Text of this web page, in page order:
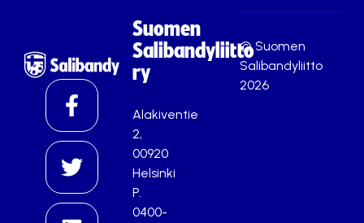
Suomen
Salibandyliitto
ry
Alakiventie
2,
00920
Helsinki
P.
0400-
© Suomen
Salibandyliitto
2026